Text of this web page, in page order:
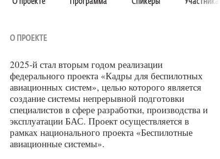
О ПРОЕКТЕ
2025-й стал вторым годом реализации
федерального проекта «Кадры для беспилотных
авиационных систем», целью которого является
создание системы непрерывной подготовки
специалистов в сфере разработки, производства и
эксплуатации БАС. Проект осуществляется в
рамках национального проекта «Беспилотные
авиационные системы».